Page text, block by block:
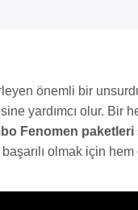
önemli bir
yardımcı olur. Bir
Fenomen paketleri
olmak için